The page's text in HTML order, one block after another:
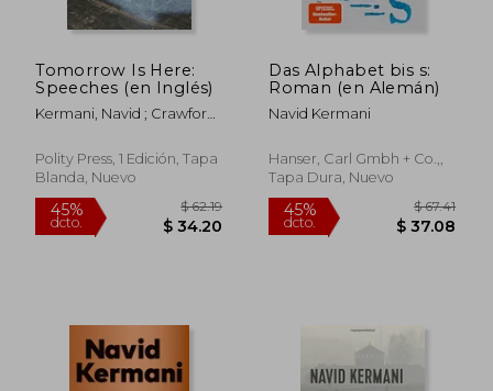
45%
dcto.
$ 60.75
$ 33.41
45%
dcto. $
Tomorrow Is Here:
Speeches (en Inglés)
Kermani, Navid ; Crawford,
Polity Press, 1 Edición, Tapa
Blanda, Nuevo
Das Alphabet bis s:
Roman (en Alemán)
Navid Kermani
Hanser, Carl Gmbh + Co.,,
Tapa Dura, Nuevo